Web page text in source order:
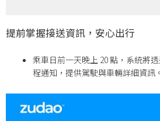
提前掌握接送資訊，安心出行
乘車日前一天晚上 20 點，系統將
程通知，提供駕駛與車輛詳細資訊。